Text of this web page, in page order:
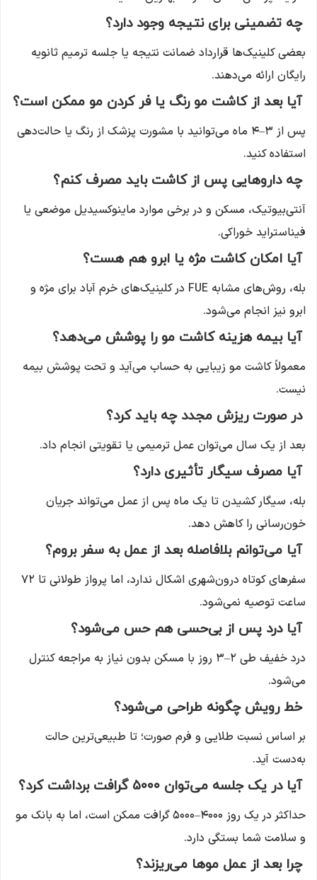
چه تضمینی برای نتیجه وجود دارد؟
بعضی کلینیک‌ها قرارداد ضمانت نتیجه یا جلسه ترمیم ثانویه
رایگان ارائه می‌دهند.
آیا بعد از کاشت مو رنگ یا فر کردن مو ممکن است؟
پس از ۳–۴ ماه می‌توانید با مشورت پزشک از رنگ یا حالت‌دهی
استفاده کنید.
چه داروهایی پس از کاشت باید مصرف کنم؟
آنتی‌بیوتیک، مسکن و در برخی موارد ماینوکسیدیل موضعی یا
فیناستراید خوراکی.
آیا امکان کاشت مژه یا ابرو هم هست؟
بله، روش‌های مشابه FUE در کلینیک‌های خرم آباد برای مژه و
ابرو نیز انجام می‌شود.
آیا بیمه هزینه کاشت مو را پوشش می‌دهد؟
معمولاً کاشت مو زیبایی به حساب می‌آید و تحت پوشش بیمه
نیست.
در صورت ریزش مجدد چه باید کرد؟
بعد از یک سال می‌توان عمل ترمیمی یا تقویتی انجام داد.
آیا مصرف سیگار تأثیری دارد؟
بله، سیگار کشیدن تا یک ماه پس از عمل می‌تواند جریان
خون‌رسانی را کاهش دهد.
آیا می‌توانم بلافاصله بعد از عمل به سفر بروم؟
سفرهای کوتاه درون‌شهری اشکال ندارد، اما پرواز طولانی تا ۷۲
ساعت توصیه نمی‌شود.
آیا درد پس از بی‌حسی هم حس می‌شود؟
درد خفیف طی ۲–۳ روز با مسکن بدون نیاز به مراجعه کنترل
می‌شود.
خط رویش چگونه طراحی می‌شود؟
بر اساس نسبت طلایی و فرم صورت؛ تا طبیعی‌ترین حالت
به‌دست آید.
آیا در یک جلسه می‌توان ۵۰۰۰ گرافت برداشت کرد؟
حداکثر در یک روز ۴۰۰۰–۵۰۰۰ گرافت ممکن است، اما به بانک مو
و سلامت شما بستگی دارد.
چرا بعد از عمل موها می‌ریزند؟